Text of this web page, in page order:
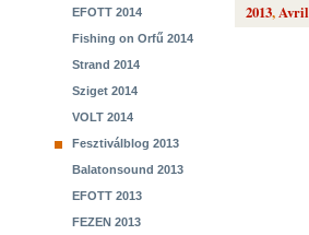
EFOTT 2014
Fishing on Orfű 2014
Strand 2014
Sziget 2014
VOLT 2014
Fesztiválblog 2013
Balatonsound 2013
EFOTT 2013
FEZEN 2013
2013,